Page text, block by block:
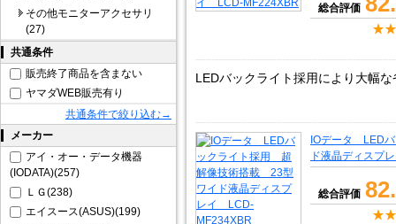
その他モニターアクセサリ
(27)
共通条件
販売終了商品を含まない
ヤマダWEB販売有り
共通条件で絞り込む→
メーカー
アイ・オー・データ機器
(IODATA)(257)
ＬＧ(238)
エイスース(ASUS)(199)
総合評価
LEDバックライト採用により大幅
IOデータ LED
ド液晶ディスプ
総合評価